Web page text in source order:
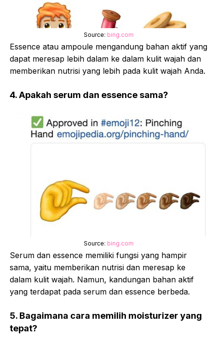
Source: bing.com
Essence atau ampoule mengandung bahan aktif yang
dapat meresap lebih dalam ke dalam kulit wajah dan
memberikan nutrisi yang lebih pada kulit wajah Anda.
4. Apakah serum dan essence sama?
Source: bing.com
Serum dan essence memiliki fungsi yang hampir
sama, yaitu memberikan nutrisi dan meresap ke
dalam kulit wajah. Namun, kandungan bahan aktif
yang terdapat pada serum dan essence berbeda.
5. Bagaimana cara memilih moisturizer yang
tepat?